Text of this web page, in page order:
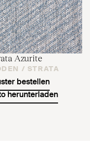
Azurite
/ STRATA
bestellen
herunterladen